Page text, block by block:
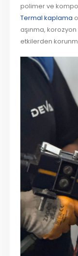
polimer ve
Termal kaplama
aşınma,
etkilerden